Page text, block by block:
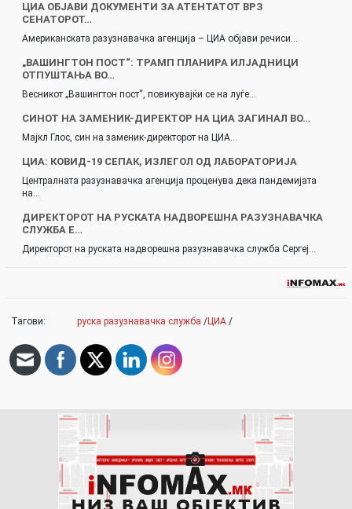
ЦИА ОБЈАВИ ДОКУМЕНТИ ЗА АТЕНТАТОТ ВРЗ
СЕНАТОРОТ…
Американската разузнавачка агенција – ЦИА објави речиси…
„ВАШИНГТОН ПОСТ“: ТРАМП ПЛАНИРА ИЛЈАДНИЦИ
ОТПУШТАЊА ВО…
Весникот „Вашингтон пост“, повикувајќи се на луѓе…
СИНОТ НА ЗАМЕНИК-ДИРЕКТОР НА ЦИА ЗАГИНАЛ ВО…
Мајкл Глос, син на заменик-директорот на ЦИА…
ЦИА: КОВИД-19 СЕПАК, ИЗЛЕГОЛ ОД ЛАБОРАТОРИЈА
Централната разузнавачка агенција проценува дека пандемијата
на…
ДИРЕКТОРОТ НА РУСКАТА НАДВОРЕШНА РАЗУЗНАВАЧКА
СЛУЖБА Е…
Директорот на руската надворешна разузнавачка служба Сергеј…
Тагови: руска разузнавачка служба /ЦИА /